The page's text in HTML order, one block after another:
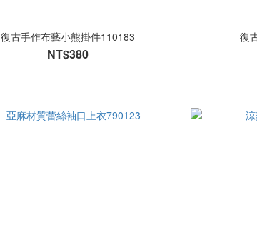
復古手作布藝小熊掛件110183
NT$380
復